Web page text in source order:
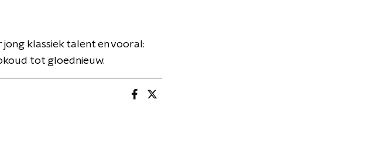
klassiek talent en vooral:
tot gloednieuw.